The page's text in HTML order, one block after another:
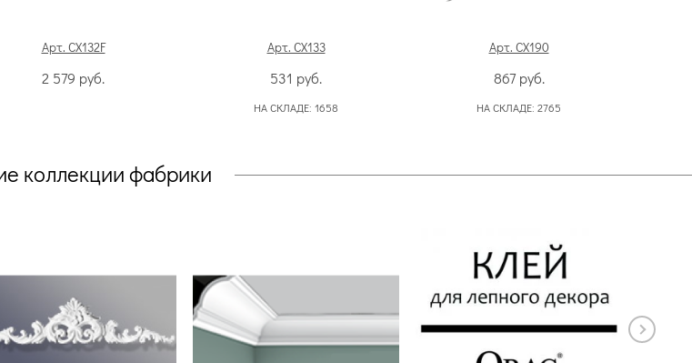
Арт. CX132F
2 579 руб.
Арт. CX133
531 руб.
НА СКЛАДЕ: 1658
Арт. CX190
867руб.
НА СКЛАДЕ: 2765
коллекции фабрики